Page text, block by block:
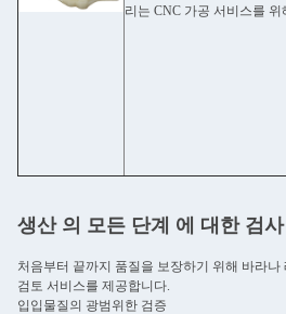
리는 CNC 가공 서비스를
생산 의 모든 단계 에 대한 검
처음부터 끝까지 품질을 보장하기 위해 바라나
검토 서비스를 제공합니다.
입입물질의 광범위한 검증